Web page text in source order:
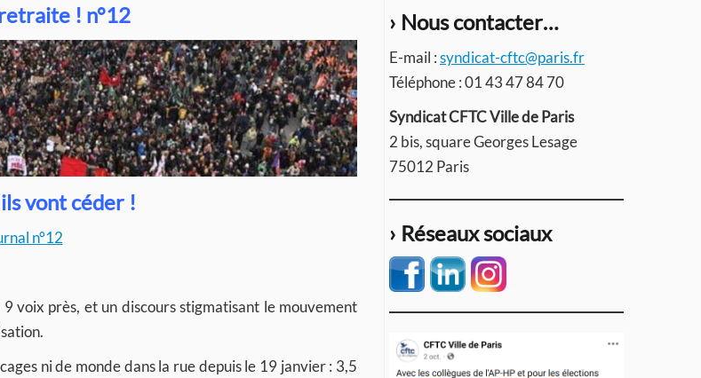
! n°12
vont céder !
n°12
voix près, et un discours stigmatisant le mouvement
ni de monde dans la rue depuis le 19 janvier : 3,5
› Nous contacter…
E-mail :syndicat-cftc@paris.fr
Téléphone : 01 43 47 84 70
Syndicat CFTC Ville de Paris
2 bis, square Georges Lesage
75012 Paris
› Réseaux sociaux